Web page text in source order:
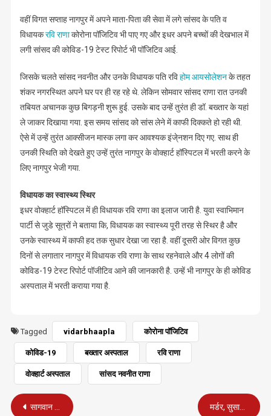
वहीं विगत सप्ताह नागपुर में अपने माता-पिता की सेवा में लगे सांसद के पति व
विधायकरवि राणाकोरोना पॉजिटिव भी पाए गए और इधर अपने बच्चों की देखभाल में
लगी सांसद की कोविड-19 टेस्ट रिपोर्ट भी पॉजिटिव आई.
जिसके चलते सांसद नवनीत और उनके विधायक पति रविहोम आयसोलेशनके तहत
शंकर नगरस्थित अपने घर पर ही रह रहे थे. लेकिन सोमवार सांसद राणा रात उनकी
तबियत अचानक कुछ बिगड़नी शुरू हुई. उसके बाद उन्हें तुरंत ही डॉ. बख्तार के यहां
ले जाकर दिखाया गया. इस समय सांसद को सांस लेने में काफी दिक्कते हो रही थी.
ऐसे में उन्हें तुरंत आक्सीजन मास्क लगा कर आवश्यक इंजे्नशन दिए गए. साथ ही
उनकी स्थिति को देखते हुए उन्हें तुरंत नागपुर के वोक्हार्ट हॉस्पिटल में भरती करने के
लिए नागपुर भेजी गया.
विधायक का स्वास्थ्य स्थिर
इधर वोक्हार्ट हॉस्पिटल में ही विधायक रवि राणा का इलाज जारी है. युवा स्वाभिमान
पार्टी से जुडे सूत्रों ने बताया कि, विधायक का स्वास्थ्य पूरी तरह से स्थिर है और
उनके स्वास्थ्य में काफी हद तक सुधार देखा जा रहा है. वहीं दूसरी ओर विगत कुछ
दिनों से लगातार नागपुर में विधायक रवि राणा के साथ रहनेवाले और 4 लोगों की
कोविड-19 टेस्ट रिपोर्ट पॉजीटिव आने की जानकारी है. उन्हें भी नागपुर के ही कोविड
अस्पताल में भरती कराया गया है.
Tagged vidarbhaapla कोरोना पॉजिटिव
कोविड-19 बख्तार अस्पताल रवि राणा
वोक्हार्ट अस्पताल सांसद नवनीत राणा
Post
सागवान की अवैध लकड़ियां जब्त, दो पकड़े गए मर्डर, सुसाइड नहीं : सुशांत केस में वकील विकास सिंह का ठोस दावा